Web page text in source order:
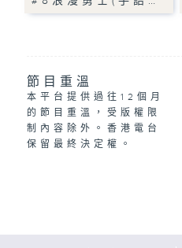
節目重溫
本平台提供過往12個月
的節目重溫，受版權限
制內容除外。香港電台
保留最終決定權。